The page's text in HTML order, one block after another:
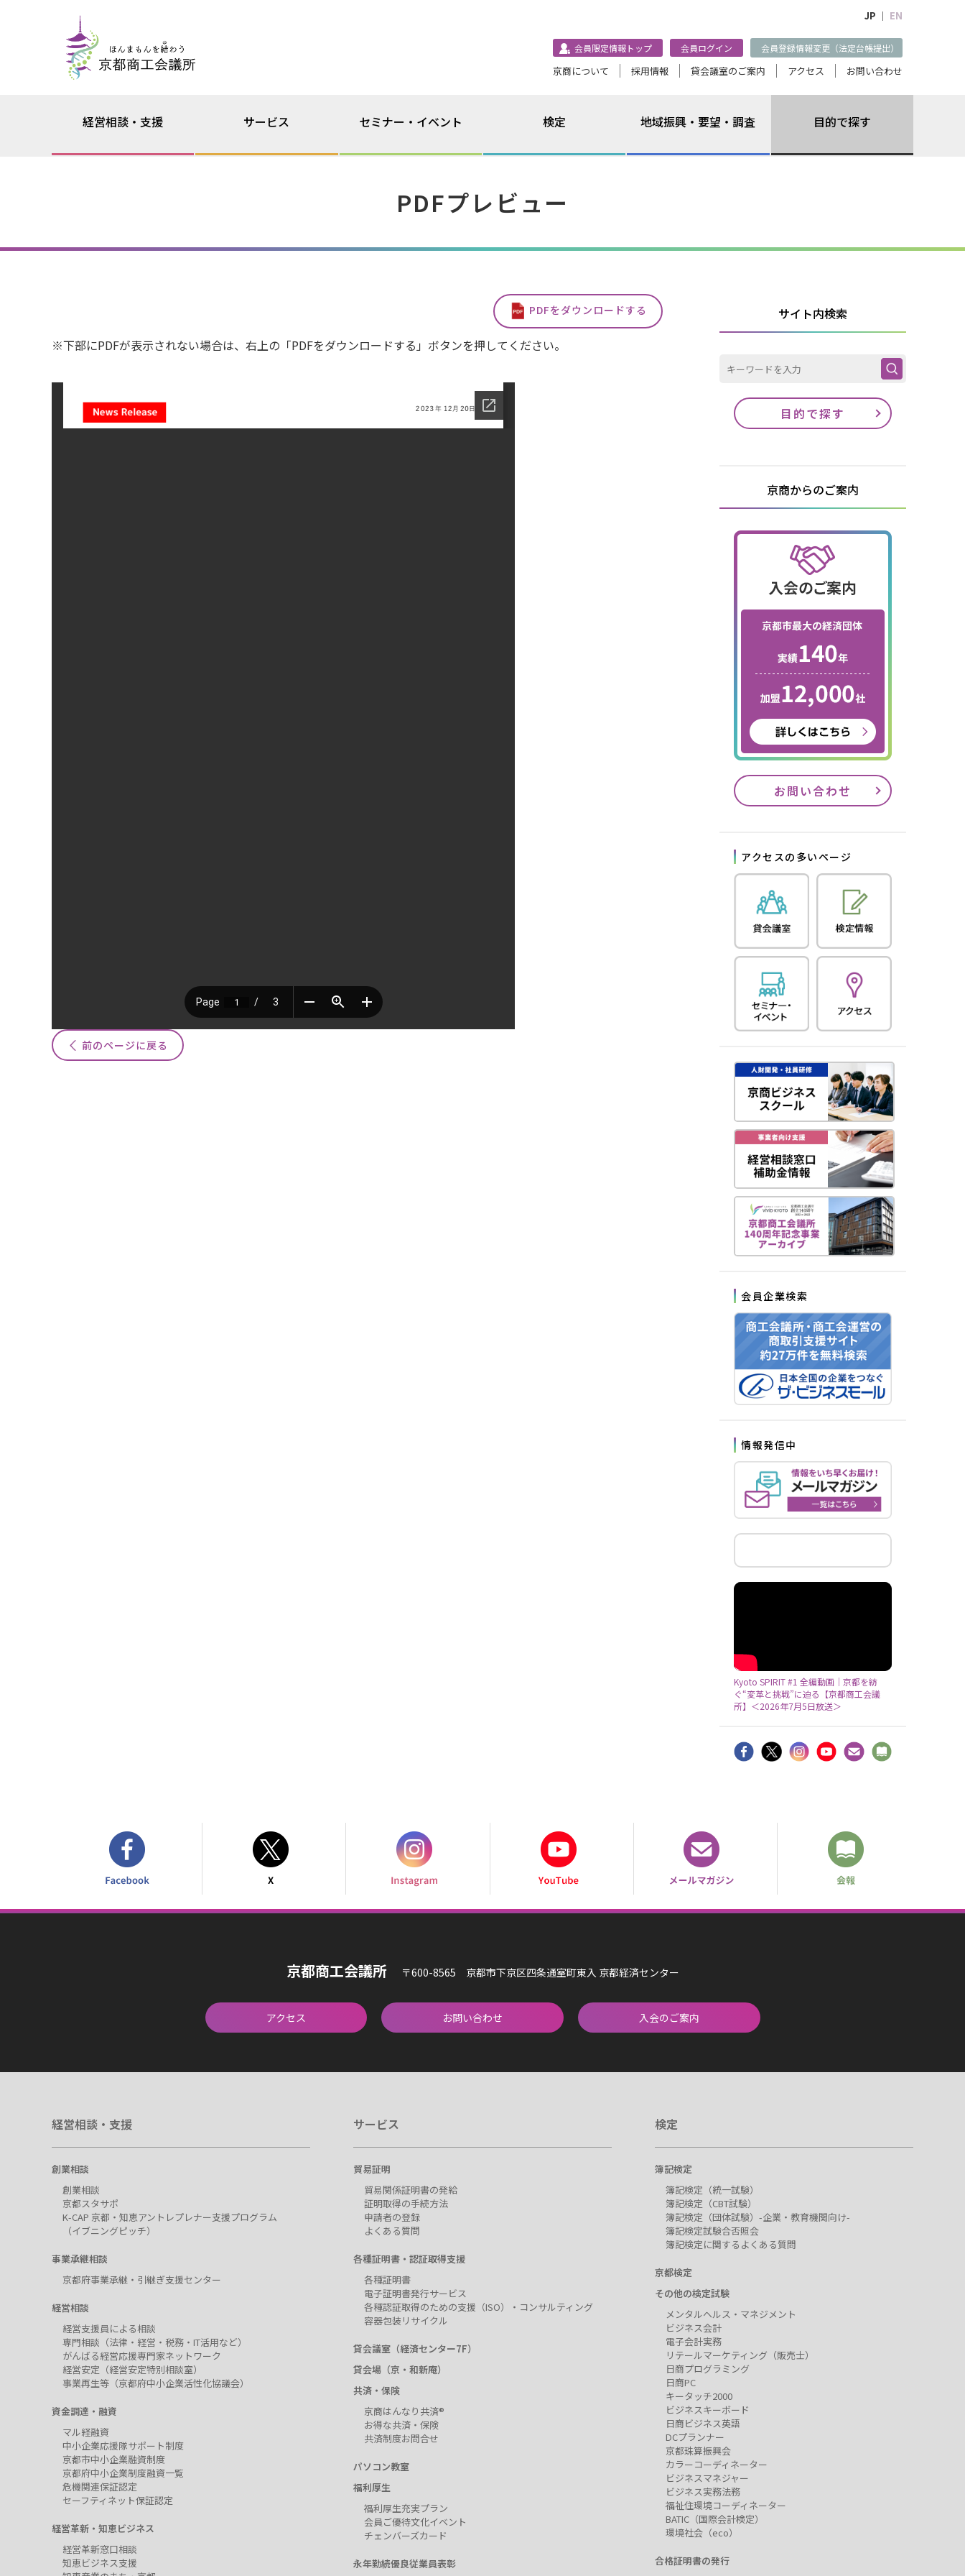
JP ｜ EN
会員限定情報トップ 会員ログイン 会員登録情報変更（法定台帳提出）
京商について 採用情報 貸会議室のご案内 アクセス お問い合わせ
経営相談・支援 サービス セミナー・イベント 検定 地域振興・要望・調査 目的で探す
PDFプレビュー
PDFをダウンロードする
※下部にPDFが表示されない場合は、右上の「PDFをダウンロードする」ボタンを押してください。
前のページに戻る
サイト内検索
目的で探す
京商からのご案内
お問い合わせ
アクセスの多いページ
会員企業検索
情報発信中
Kyoto SPIRIT #1 全編動画｜京都を紡
ぐ“変革と挑戦”に迫る【京都商工会議
所】＜2026年7月5日放送＞
京都商工会議所 〒600-8565 京都市下京区四条通室町東入 京都経済センター
アクセス お問い合わせ 入会のご案内
経営相談・支援
創業相談
創業相談
京都スタサポ
K-CAP 京都・知恵アントレプレナー支援プログラム
（イブニングピッチ）
事業承継相談
京都府事業承継・引継ぎ支援センター
経営相談
経営支援員による相談
専門相談（法律・経営・税務・IT活用など）
がんばる経営応援専門家ネットワーク
経営安定（経営安定特別相談室）
事業再生等（京都府中小企業活性化協議会）
資金調達・融資
マル経融資
中小企業応援隊サポート制度
京都市中小企業融資制度
京都府中小企業制度融資一覧
危機関連保証認定
セーフティネット保証認定
経営革新・知恵ビジネス
経営革新窓口相談
知恵ビジネス支援
サービス
貿易証明
貿易関係証明書の発給
証明取得の手続方法
申請者の登録
よくある質問
各種証明書・認証取得支援
各種証明書
電子証明書発行サービス
各種認証取得のための支援（ISO）・コンサルティング
容器包装リサイクル
貸会議室（経済センター7F）
貸会場（京・和新庵）
共済・保険
京商はんなり共済®
お得な共済・保険
共済制度お問合せ
パソコン教室
福利厚生
福利厚生充実プラン
会員ご優待文化イベント
チェンバーズカード
永年勤続優良従業員表彰
検定
簿記検定
簿記検定（統一試験）
簿記検定（CBT試験）
簿記検定（団体試験）-企業・教育機関向け-
簿記検定試験合否照会
簿記検定に関するよくある質問
京都検定
その他の検定試験
メンタルヘルス・マネジメント
ビジネス会計
電子会計実務
リテールマーケティング（販売士）
日商プログラミング
日商PC
キータッチ2000
ビジネスキーボード
日商ビジネス英語
DCプランナー
京都珠算振興会
カラーコーディネーター
ビジネスマネジャー
ビジネス実務法務
福祉住環境コーディネーター
BATIC（国際会計検定）
環境社会（eco）
合格証明書の発行